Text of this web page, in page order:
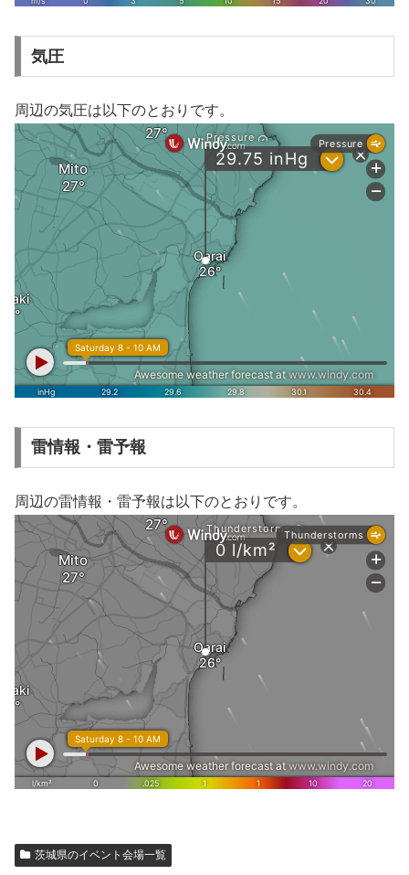
気圧
周辺の気圧は以下のとおりです。
雷情報・雷予報
周辺の雷情報・雷予報は以下のとおりです。
茨城県のイベント会場一覧